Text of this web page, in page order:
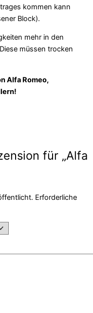
kommen kann
Block).
mehr in den
müssen trocken
Alfa Romeo,
für „Alfa
Erforderliche